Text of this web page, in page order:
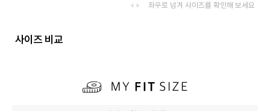
좌우로 넘겨 사이즈를 확인해 보세요
사이즈 비교